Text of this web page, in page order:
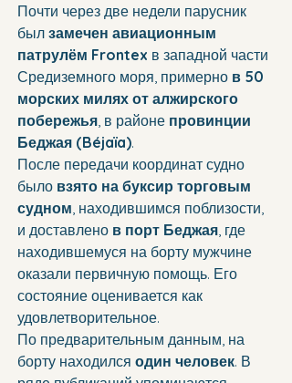
Почти через две недели парусник
был замечен авиационным
патрулём Frontex в западной части
Средиземного моря, примерно в 50
морских милях от алжирского
побережья, в районе провинции
Беджая (Béjaïa).
После передачи координат судно
было взято на буксир торговым
судном, находившимся поблизости,
и доставлено в порт Беджая, где
находившемуся на борту мужчине
оказали первичную помощь. Его
состояние оценивается как
удовлетворительное.
По предварительным данным, на
борту находился один человек. В